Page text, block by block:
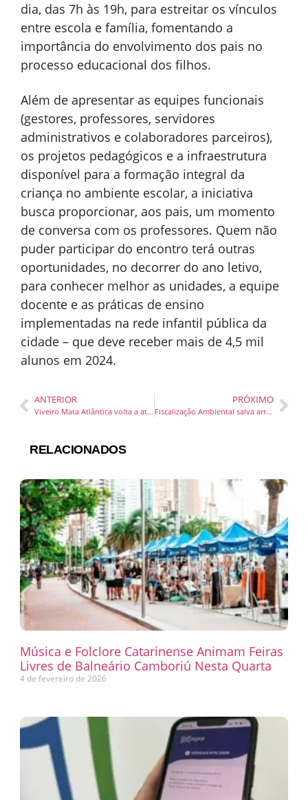
dia, das 7h às 19h, para estreitar os vínculos
entre escola e família, fomentando a
importância do envolvimento dos pais no
processo educacional dos filhos.
Além de apresentar as equipes funcionais
(gestores, professores, servidores
administrativos e colaboradores parceiros),
os projetos pedagógicos e a infraestrutura
disponível para a formação integral da
criança no ambiente escolar, a iniciativa
busca proporcionar, aos pais, um momento
de conversa com os professores. Quem não
puder participar do encontro terá outras
oportunidades, no decorrer do ano letivo,
para conhecer melhor as unidades, a equipe
docente e as práticas de ensino
implementadas na rede infantil pública da
cidade – que deve receber mais de 4,5 mil
alunos em 2024.
ANTERIOR
Viveiro Mata Atlântica volta a atender o público às terças e quintas
PRÓXIMO
Fiscalização Ambiental salva arraia que estava presa em rede ilegal
RELACIONADOS
Música e Folclore Catarinense Animam Feiras
Livres de Balneário Camboriú Nesta Quarta
4 de fevereiro de 2026